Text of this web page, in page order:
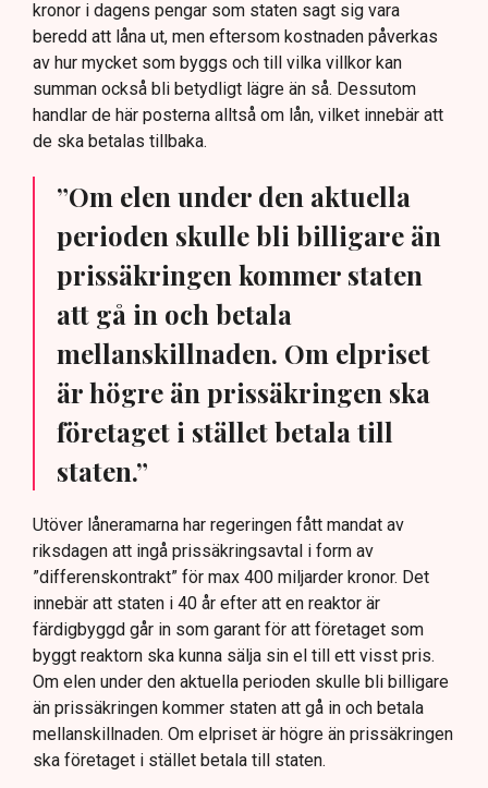
kronor i dagens pengar som staten sagt sig vara
beredd att låna ut, men eftersom kostnaden påverkas
av hur mycket som byggs och till vilka villkor kan
summan också bli betydligt lägre än så. Dessutom
handlar de här posterna alltså om lån, vilket innebär att
de ska betalas tillbaka.
”Om elen under den aktuella
perioden skulle bli billigare än
prissäkringen kommer staten
att gå in och betala
mellanskillnaden. Om elpriset
är högre än prissäkringen ska
företaget i stället betala till
staten.”
Utöver låneramarna har regeringen fått mandat av
riksdagen att ingå prissäkringsavtal i form av
”differenskontrakt” för max 400 miljarder kronor. Det
innebär att staten i 40 år efter att en reaktor är
färdigbyggd går in som garant för att företaget som
byggt reaktorn ska kunna sälja sin el till ett visst pris.
Om elen under den aktuella perioden skulle bli billigare
än prissäkringen kommer staten att gå in och betala
mellanskillnaden. Om elpriset är högre än prissäkringen
ska företaget i stället betala till staten.